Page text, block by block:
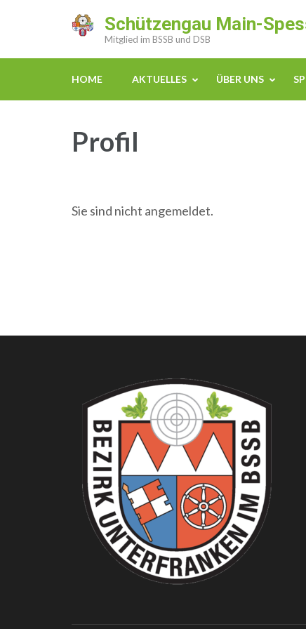
Schützengau Main-
Mitglied im BSSB und DSB
HOME AKTUELLES ÜBER UNS
Profil
Sie sind nicht angemeldet.